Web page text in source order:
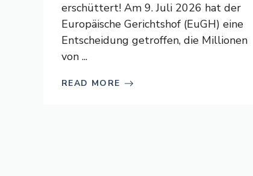
erschüttert! Am 9. Juli 2026 hat der
Europäische Gerichtshof (EuGH) eine
Entscheidung getroffen, die Millionen
von ...
READ MORE